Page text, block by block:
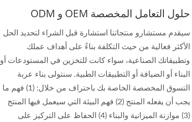
حلول التعامل المخصصة OEM و ODM
سيقدم مستشارو منتجاتنا استشارة قبل الشراء لتحديد الحل
الأكثر فعالية من حيث التكلفة بناءً على أهداف عملك
وتطبيقاتك الصناعية، سواء كانت للتخزين في المستودعات أو
البناء أو الضيافة أو التطبيقات الطبية. سنتولى بناء عربة
التسوق المخصصة الخاصة بك باحتراف من خلال: (1) فهم ما
يجب أن يفعله المنتج (2) فهم البيئة التي سيعمل فيها المنتج
(3) موازنة الميزانية والبناء (4) الحفاظ على التركيز على